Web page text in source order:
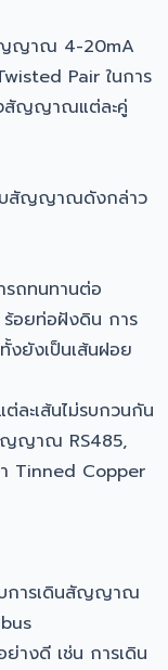
ญญาณ 4-20mA
Pair ในการ
สัญญาณแต่ละคู่
บสัญญาณดังกล่าว
รถทนทานต่อ
ร้อยท่อฝังดิน การ
งยังเป็นเส้นฝอย
ะเส้นไม่รบกวนกัน
ญญาณ RS485,
Tinned Copper
บการเดินสัญญาณ
างดี เช่น การเดิน